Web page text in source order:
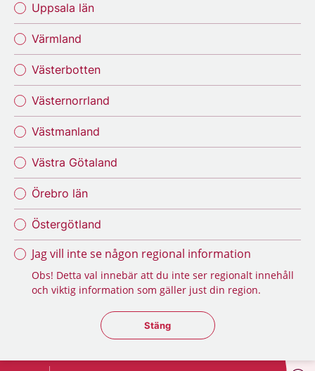
Uppsala län
Värmland
Västerbotten
Västernorrland
Västmanland
Västra Götaland
Örebro län
Östergötland
Jag vill inte se någon regional information
Obs! Detta val innebär att du inte ser regionalt innehåll
och viktig information som gäller just din region.
Stäng regionsväljaren
Stäng